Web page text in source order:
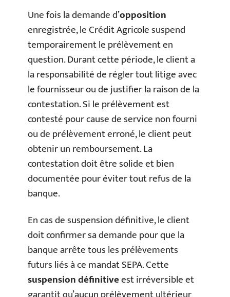
Une fois la demande d’opposition
enregistrée, le Crédit Agricole suspend
temporairement le prélèvement en
question. Durant cette période, le client a
la responsabilité de régler tout litige avec
le fournisseur ou de justifier la raison de la
contestation. Si le prélèvement est
contesté pour cause de service non fourni
ou de prélèvement erroné, le client peut
obtenir un remboursement. La
contestation doit être solide et bien
documentée pour éviter tout refus de la
banque.
En cas de suspension définitive, le client
doit confirmer sa demande pour que la
banque arrête tous les prélèvements
futurs liés à ce mandat SEPA. Cette
suspension définitiveest irréversible et